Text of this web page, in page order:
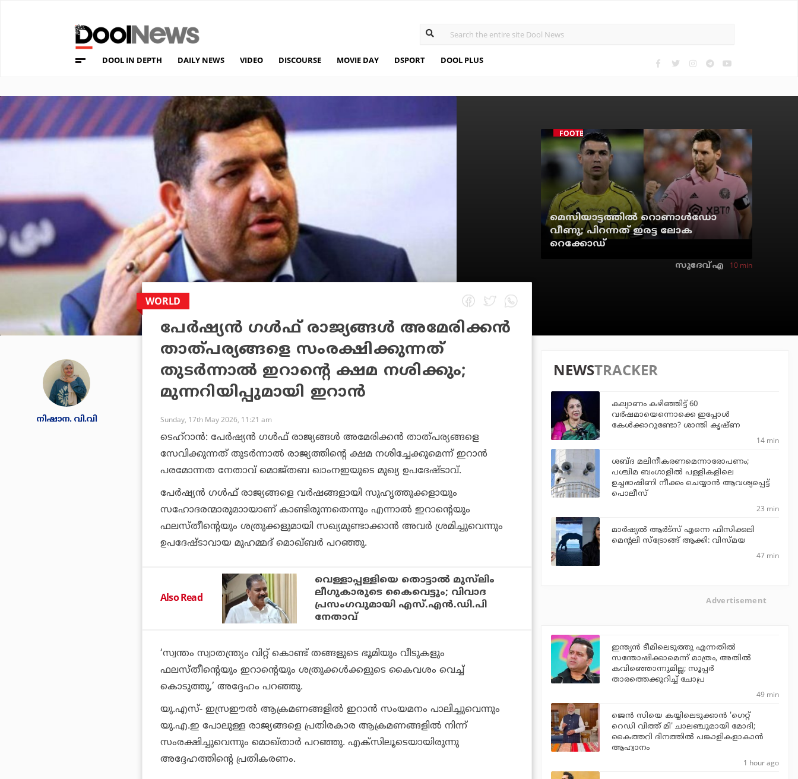
DOOL IN DEPTH DAILY NEWS VIDEO DISCOURSE MOVIE DAY DSPORT DOOL PLUS
FOOTBALL
മെസിയാട്ടത്തില്‍ റൊണാള്‍ഡോ
വീണു; പിറന്നത് ഇരട്ട ലോക
റെക്കോഡ്
സുദേവ് എ 10 min
നിഷാന. വി.വി
WORLD
പേര്‍ഷ്യന്‍ ഗള്‍ഫ് രാജ്യങ്ങള്‍ അമേരിക്കന്‍
താത്പര്യങ്ങളെ സംരക്ഷിക്കുന്നത്
തുടര്‍ന്നാല്‍ ഇറാന്റെ ക്ഷമ നശിക്കും;
മുന്നറിയിപ്പുമായി ഇറാന്‍
Sunday, 17th May 2026, 11:21 am
ടെഹ്‌റാന്‍: പേര്‍ഷ്യന്‍ ഗള്‍ഫ് രാജ്യങ്ങള്‍ അമേരിക്കന്‍ താത്പര്യങ്ങളെ
സേവിക്കുന്നത് തുടര്‍ന്നാല്‍ രാജ്യത്തിന്റെ ക്ഷമ നശിച്ചേക്കുമെന്ന് ഇറാന്‍
പരമോന്നത നേതാവ് മൊജ്തബ ഖാംനഇയുടെ മുഖ്യ ഉപദേഷ്ടാവ്.
പേര്‍ഷ്യന്‍ ഗള്‍ഫ് രാജ്യങ്ങളെ വര്‍ഷങ്ങളായി സുഹൃത്തുക്കളായും
സഹോദരന്മാരുമാായാണ് കാണ്ടിരുന്നതെന്നും എന്നാല്‍ ഇറാന്റെയും
ഫലസ്തീന്റെയും ശത്രുക്കളുമായി സഖ്യമുണ്ടാക്കാന്‍ അവര്‍ ശ്രമിച്ചുവെന്നും
ഉപദേഷ്ടാവായ മുഹമ്മദ് മൊഖ്ബര്‍ പറഞ്ഞു.
Also Read
വെള്ളാപ്പള്ളിയെ തൊട്ടാല്‍ മുസ്‌ലിം
ലീഗുകാരുടെ കൈവെട്ടും; വിവാദ
പ്രസംഗവുമായി എസ്.എന്‍.ഡി.പി
നേതാവ്
‘സ്വന്തം സ്വാതന്ത്ര്യം വിറ്റ് കൊണ്ട് തങ്ങളുടെ ഭൂമിയും വീടുകളും
ഫലസ്തീന്റെയും ഇറാന്റെയും ശത്രുക്കള്‍ക്കളുടെ കൈവശം വെച്ച്
കൊടുത്തു,’ അദ്ദേഹം പറഞ്ഞു.
യു.എസ്- ഇസ്രഈല്‍ ആക്രമണങ്ങളില്‍ ഇറാന്‍ സംയമനം പാലിച്ചുവെന്നും
യു.എ.ഇ പോലുള്ള രാജ്യങ്ങളെ പ്രതിരകാര ആക്രമണങ്ങളില്‍ നിന്ന്
സംരക്ഷിച്ചുവെന്നും മൊഖ്താര്‍ പറഞ്ഞു. എക്‌സിലൂടെയായിരുന്നു
അദ്ദേഹത്തിന്റെ പ്രതികരണം.
NEWSTRACKER
കല്യാണം കഴിഞ്ഞിട്ട് 60
വർഷമായെന്നൊക്കെ ഇപ്പോൾ
കേൾക്കാറുണ്ടോ? ശാന്തി കൃഷ്ണ
14 min
ശബ്ദ മലിനീകരണമെന്നാരോപണം;
പശ്ചിമ ബംഗാളില്‍ പള്ളികളിലെ
ഉച്ചഭാഷിണി നീക്കം ചെയ്യാന്‍ ആവശ്യപ്പെട്ട്
പൊലീസ്
23 min
മാർഷ്യൽ ആർട്സ് എന്നെ ഫിസിക്കലി
മെന്റലി സ്ട്രോങ്ങ് ആക്കി: വിസ്മയ
47 min
Advertisement
ഇന്ത്യന്‍ ടീമിലെടുത്തു എന്നതില്‍
സന്തോഷിക്കാമെന്ന് മാത്രം, അതില്‍
കവിഞ്ഞൊന്നുമില്ല; സൂപ്പര്‍
താരത്തെക്കുറിച്ച് ചോപ്ര
49 min
ജെന്‍ സിയെ കയ്യിലെടുക്കാന്‍ 'ഗെറ്റ്
റെഡി വിത്ത് മി' ചാലഞ്ചുമായി മോദി;
കൈത്തറി ദിനത്തില്‍ പങ്കാളികളാകാന്‍
ആഹ്വാനം
1 hour ago